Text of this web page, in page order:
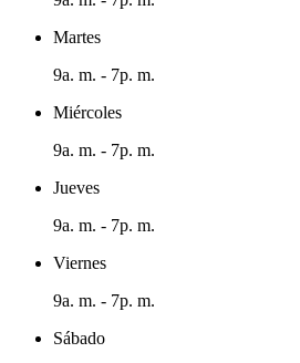
Martes
9a. m. - 7p. m.
Miércoles
9a. m. - 7p. m.
Jueves
9a. m. - 7p. m.
Viernes
9a. m. - 7p. m.
Sábado